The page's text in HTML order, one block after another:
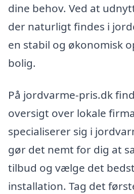
dine behov. Ved at
der naturligt findes i
en stabil og økonomisk
bolig.
På jordvarme-pris.dk
oversigt over lokale
specialiserer sig i
gør det nemt for dig at
tilbud og vælge det
installation. Tag det